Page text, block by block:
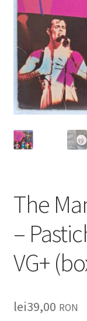
Contul meu
Blog
lei0,00
The
–
VG+
lei39,00 RON